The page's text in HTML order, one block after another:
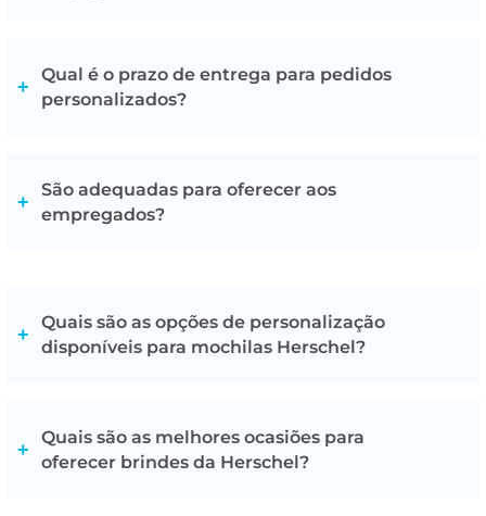
para visualizar como ficará o logótipo. Além disso, será
sempre enviada uma prova de impressão antes do início
Qual é o prazo de entrega para pedidos
personalizados?
pedidos sem personalização levam entre 3 a 5 dias e
com personalização entre 4-6 dias úteis, após a
São adequadas para oferecer aos
empregados?
uma vez que combinam utilidade, design e perceção de
qualidade.
Quais são as opções de personalização
disponíveis para mochilas Herschel?
premium, serigrafia para designs mais simples e
económicos, ou transfer serigráfico para impressões
Quais são as melhores ocasiões para
oferecer brindes da Herschel?